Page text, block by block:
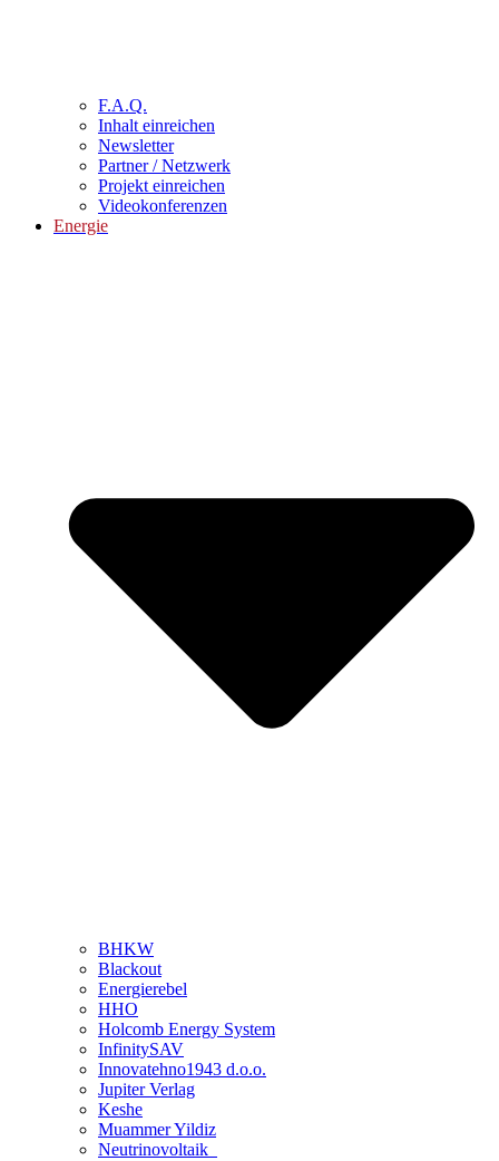
F.A.Q.
Inhalt einreichen
Newsletter
Partner / Netzwerk
Projekt einreichen
Videokonferenzen
Energie
BHKW
Blackout
Energierebel
HHO
Holcomb Energy System
InfinitySAV
Innovatehno1943 d.o.o.
Jupiter Verlag
Keshe
Muammer Yildiz
Neutrinovoltaik